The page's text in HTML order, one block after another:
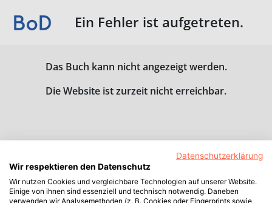
Ein Fehler ist aufgetreten.
Das Buch kann nicht angezeigt werden.
Die Website ist zurzeit nicht erreichbar.
Datenschutzerklärung
Wir respektieren den Datenschutz
Wir nutzen Cookies und vergleichbare Technologien auf unserer Website.
Einige von ihnen sind essenziell und technisch notwendig. Daneben
verwenden wir Analysemethoden (z. B. Cookies oder Fingerprints sowie